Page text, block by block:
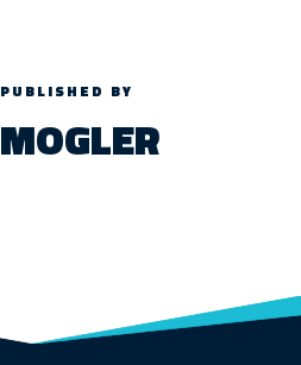
PUBLISHED BY
MOGLER